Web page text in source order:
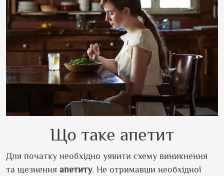
Що таке апетит
Для початку необхідно уявити схему виникнення
та щезнення апетиту. Не отримавши необхідної